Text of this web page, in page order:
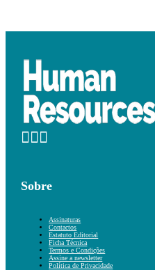
Sobre
Assinaturas
Contactos
Estatuto Editorial
Ficha Técnica
Termos e Condições
Assine a newsletter
Política de Privacidade